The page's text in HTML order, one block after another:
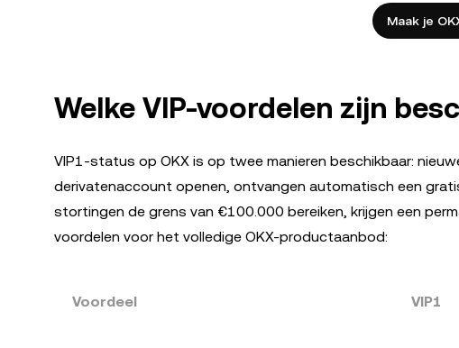
Maak je
Welke VIP-voordelen zijn
VIP1-status op OKX is op twee manieren beschikbaar:
derivatenaccount openen, ontvangen automatisch een
stortingen de grens van €100.000 bereiken, krijgen een
voordelen voor het volledige OKX-productaanbod:
Voordeel VIP1